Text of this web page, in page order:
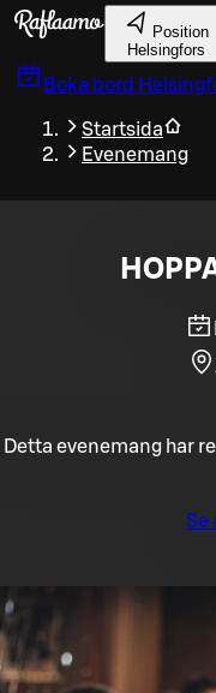
Gå till huvudinnehållet
Position
Helsingfors
Boka bord
Startsida
Evenemang
Detta evenemang har
Se